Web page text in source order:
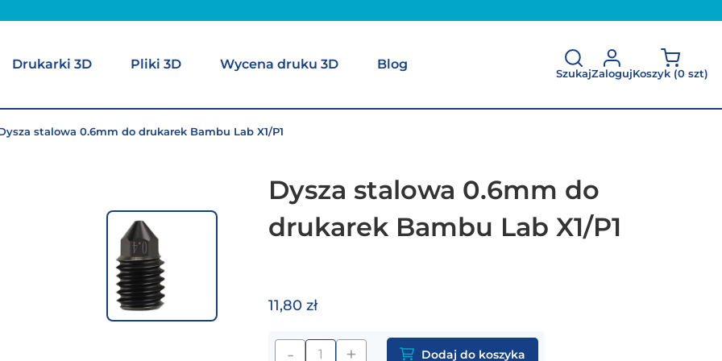
Drukarki 3D Pliki 3D Wycena druku 3D Blog
SzukajZalogujKoszyk (0 szt)
stalowa 0.6mm do drukarek Bambu Lab X1/P1
Dysza stalowa 0.6mm do
drukarek Bambu Lab X1/P1
11,80 zł
- + Dodaj do koszyka